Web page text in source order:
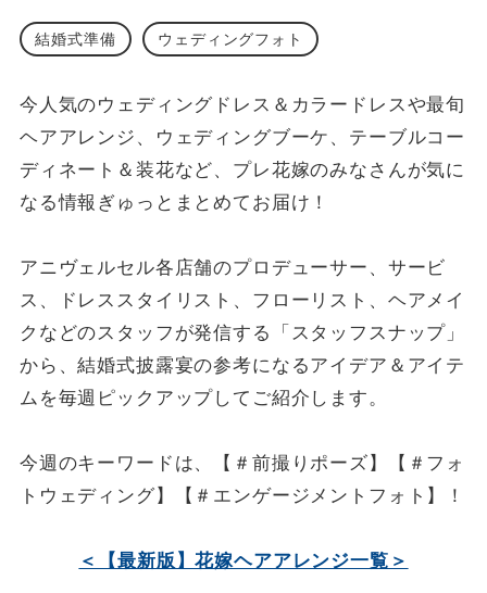
結婚式準備 ウェディングフォト
今人気のウェディングドレス＆カラードレスや最旬
ヘアアレンジ、ウェディングブーケ、テーブルコー
ディネート＆装花など、プレ花嫁のみなさんが気に
なる情報ぎゅっとまとめてお届け！
アニヴェルセル各店舗のプロデューサー、サービ
ス、ドレススタイリスト、フローリスト、ヘアメイ
クなどのスタッフが発信する「スタッフスナップ」
から、結婚式披露宴の参考になるアイデア＆アイテ
ムを毎週ピックアップしてご紹介します。
今週のキーワードは、【＃前撮りポーズ】【＃フォ
トウェディング】【＃エンゲージメントフォト】！
＜【最新版】花嫁ヘアアレンジ一覧＞